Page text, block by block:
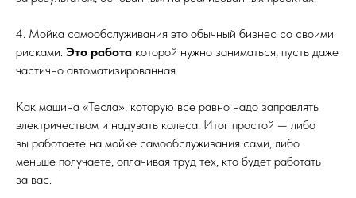
4. Мойка самообслуживания это обычный бизнес со своими
рисками. Это работа которой нужно заниматься, пусть даже
частично автоматизированная.
Как машина «Тесла», которую все равно надо заправлять
электричеством и надувать колеса. Итог простой — либо
вы работаете на мойке самообслуживания сами, либо
меньше получаете, оплачивая труд тех, кто будет работать
за вас.